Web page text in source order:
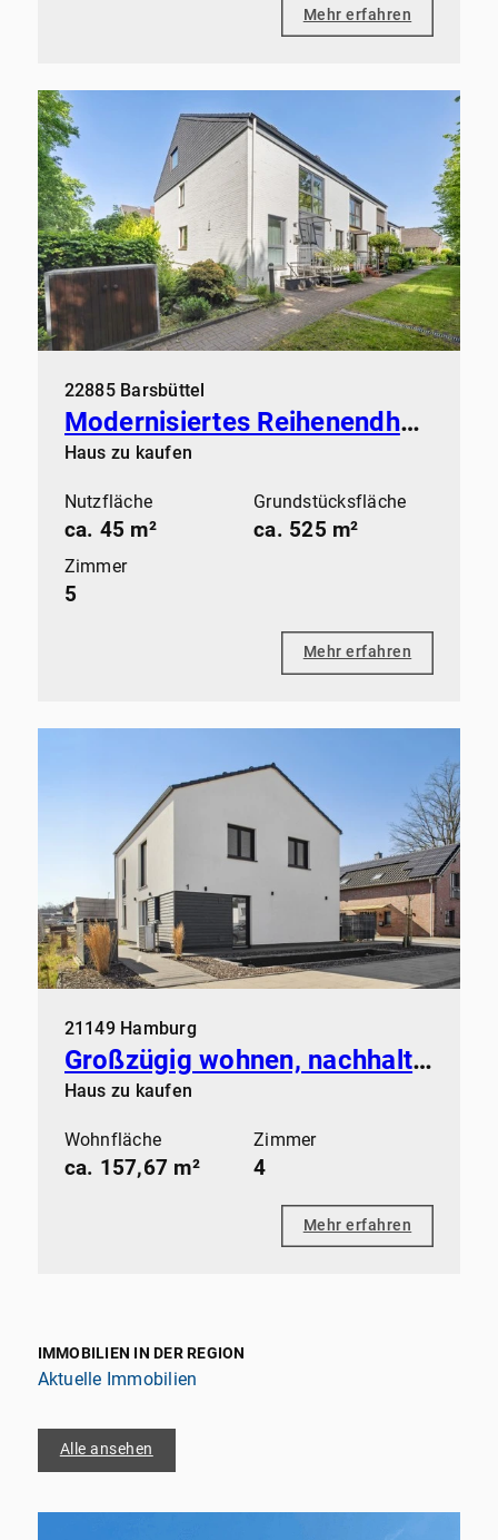
Mehr erfahren
22885 Barsbüttel
Modernisiertes Reihenendhaus mit Garten und Garage auf Erbpachtgrundstück
Haus zu kaufen
Nutzfläche
ca. 45 m²
Grundstücksfläche
ca. 525 m²
Zimmer
5
Mehr erfahren
21149 Hamburg
Großzügig wohnen, nachhaltig leben – Ihr Traumhaus mit viel Freiraum
Haus zu kaufen
Wohnfläche
ca. 157,67 m²
Zimmer
4
Mehr erfahren
IMMOBILIEN IN DER REGION
Aktuelle Immobilien
Alle ansehen